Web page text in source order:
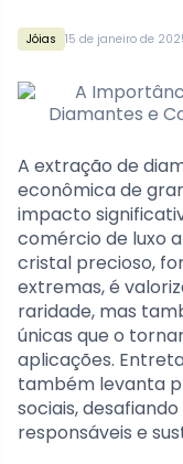
Jóias 15 de janeiro de
A extração de
econômica de
impacto
comércio de luxo
cristal precioso,
extremas, é
raridade, mas
únicas que o
aplicações.
também levanta
sociais,
responsáveis e